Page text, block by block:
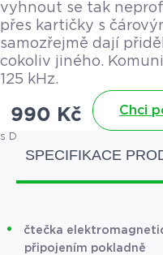
vyhnout se tak
přes kartičky s
samozřejmě dají
cokoliv jiného.
125 kHz.
990 Kč
s DPH
Chci
SPECIFIKACE
čtečka
připojením pokladně